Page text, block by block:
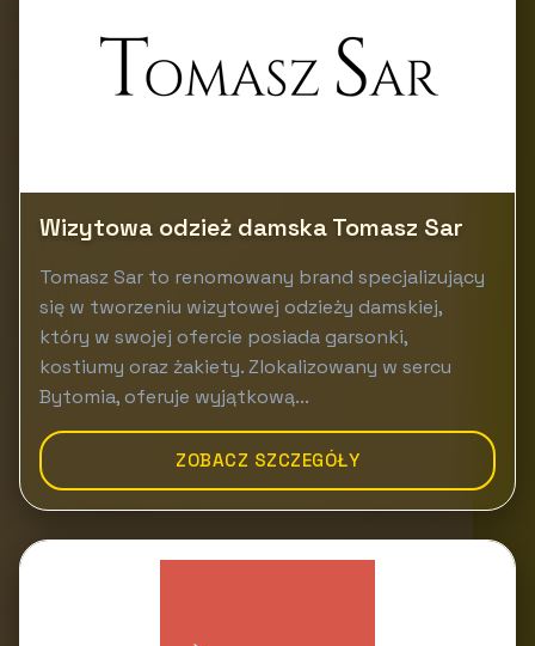
Wizytowa odzież damska Tomasz Sar
Tomasz Sar to renomowany brand specjalizujący
się w tworzeniu wizytowej odzieży damskiej,
który w swojej ofercie posiada garsonki,
kostiumy oraz żakiety. Zlokalizowany w sercu
Bytomia, oferuje wyjątkową...
ZOBACZ SZCZEGÓŁY